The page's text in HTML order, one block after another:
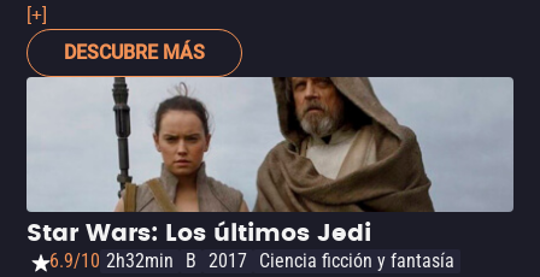
detective Hercule Poirot mientras investiga un asesinato
en un tren. Aunque puede que no sea tan buena como su
predecesora clásica, el lujoso escenario y el talentoso
elenco hacen que valga la pena verla. La historia está
bien equilibrada y los personajes son interesantes, con
cada pasajero del tren guardando sus propios secretos y
motivos. En general,Asesinato en el Expreso de Oriente
es un emocionante misterio que seguramente mantendrá
a los espectadores sentados en el borde de sus asientos.
[+]
DESCUBRE MÁS
Star Wars: Los últimos Jedi
6.9/10 2h32min B 2017 Ciencia ficción y fantasía